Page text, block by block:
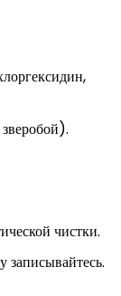
чистки.
записывайтесь.